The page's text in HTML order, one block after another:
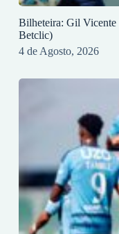
Bilheteira: Gil
Betclic)
4 de Agosto, 2026